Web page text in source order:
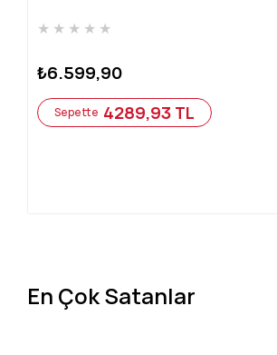
★ ★ ★ ★ ★
₺6.599,90
Sepette 4289,93 TL
En Çok Satanlar